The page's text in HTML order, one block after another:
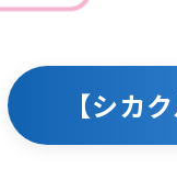
【シカ